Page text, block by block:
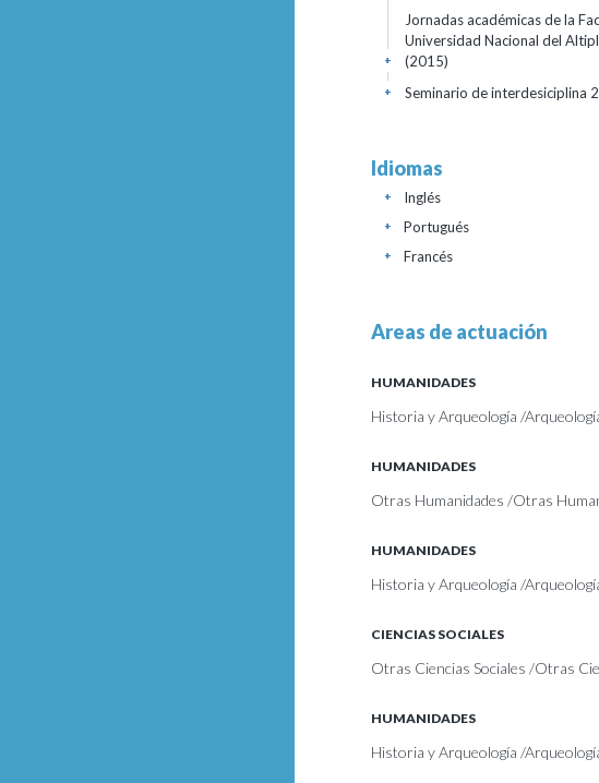
Jornadas académicas de la
Universidad Nacional del
(2015)
+
Seminario de interdesiciplina
+
Idiomas
Inglés
+
Portugués
+
Francés
+
Areas de actuación
HUMANIDADES
Historia y Arqueología /
HUMANIDADES
Otras Humanidades /Otras
HUMANIDADES
Historia y Arqueología /
CIENCIAS SOCIALES
Otras Ciencias Sociales /Otras
HUMANIDADES
Historia y Arqueología /